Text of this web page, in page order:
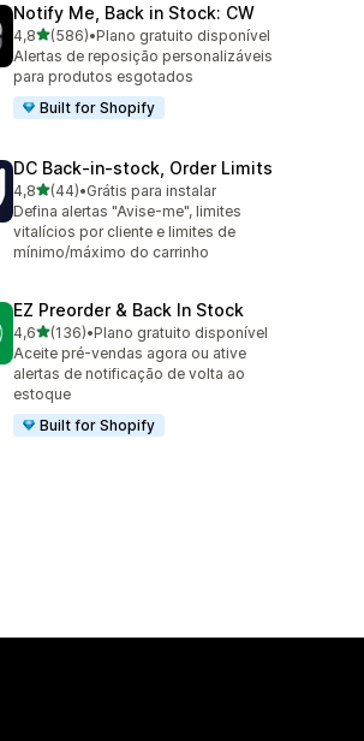
Notify Me, Back in Stock: CW
4,8de 5 estrelas
(586)
586 avaliações ao todo
•Plano gratuito disponível
Alertas de reposição personalizáveis
para produtos esgotados
Built for Shopify
DC Back‑in‑stock, Order Limits
4,8de 5 estrelas
(44)
44 avaliações ao todo
•Grátis para instalar
Defina alertas "Avise-me", limites
vitalícios por cliente e limites de
mínimo/máximo do carrinho
EZ Preorder & Back In Stock
4,6de 5 estrelas
(136)
136 avaliações ao todo
•Plano gratuito disponível
Aceite pré-vendas agora ou ative
alertas de notificação de volta ao
estoque
Built for Shopify